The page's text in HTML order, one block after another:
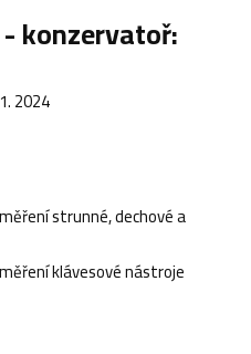
konzervatoř:
2024
strunné, dechové a
klávesové nástroje